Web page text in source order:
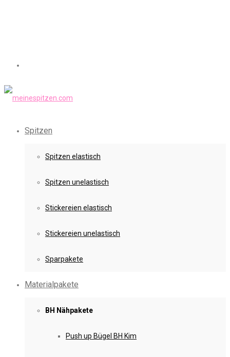
Spitzen
Spitzen elastisch
Spitzen unelastisch
Stickereien elastisch
Stickereien unelastisch
Sparpakete
Materialpakete
BH Nähpakete
Push up Bügel BH Kim